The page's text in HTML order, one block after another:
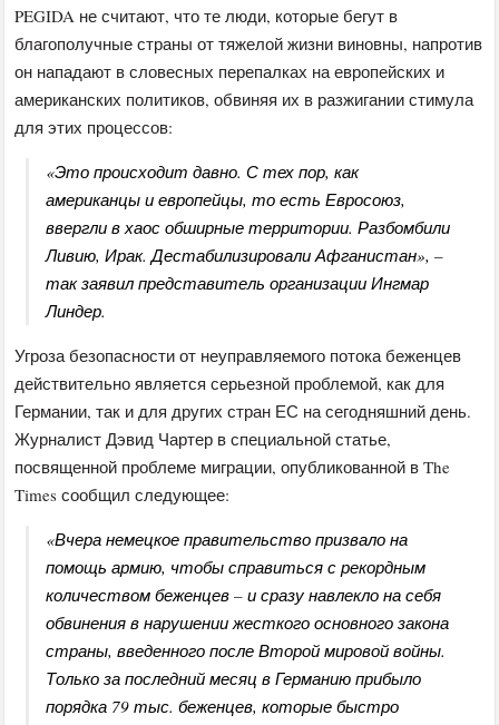
PEGIDA не считают, что те люди, которые бегут в
благополучные страны от тяжелой жизни виновны, напротив
он нападают в словесных перепалках на европейских и
американских политиков, обвиняя их в разжигании стимула
для этих процессов:
«Это происходит давно. С тех пор, как
американцы и европейцы, то есть Евросоюз,
ввергли в хаос обширные территории. Разбомбили
Ливию, Ирак. Дестабилизировали Афганистан», –
так заявил представитель организации Ингмар
Линдер.
Угроза безопасности от неуправляемого потока беженцев
действительно является серьезной проблемой, как для
Германии, так и для других стран ЕС на сегодняшний день.
Журналист Дэвид Чартер в специальной статье,
посвященной проблеме миграции, опубликованной в The
Times сообщил следующее:
«Вчера немецкое правительство призвало на
помощь армию, чтобы справиться с рекордным
количеством беженцев – и сразу навлекло на себя
обвинения в нарушении жесткого основного закона
страны, введенного после Второй мировой войны.
Только за последний месяц в Германию прибыло
порядка 79 тыс. беженцев, которые быстро